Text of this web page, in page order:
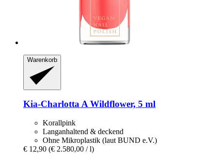
Warenkorb
Kia-CharlottaA Wildflower, 5 ml
Korallpink
Langanhaltend & deckend
Ohne Mikroplastik (laut BUND e.V.)
€ 12,90 (€ 2.580,00 / l)